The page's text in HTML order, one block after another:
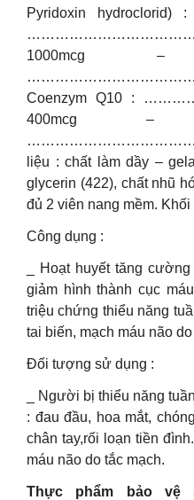
Pyridoxin
1000mcg
Coenzym Q10 :
400mcg –
liệu : chất làm dầy –
glycerin (422), chất nhũ
đủ 2 viên nang mềm.
Công dụng :
_ Hoạt huyết tăng
giảm hình thành cục
triệu chứng thiểu năng
tai biến, mạch máu não
Đối tượng sử dụng :
_ Người bị thiểu năng
: đau đầu, hoa mắt,
chân tay,rối loạn tiền
máu não do tắc mạch.
Thực phẩm bảo vệ